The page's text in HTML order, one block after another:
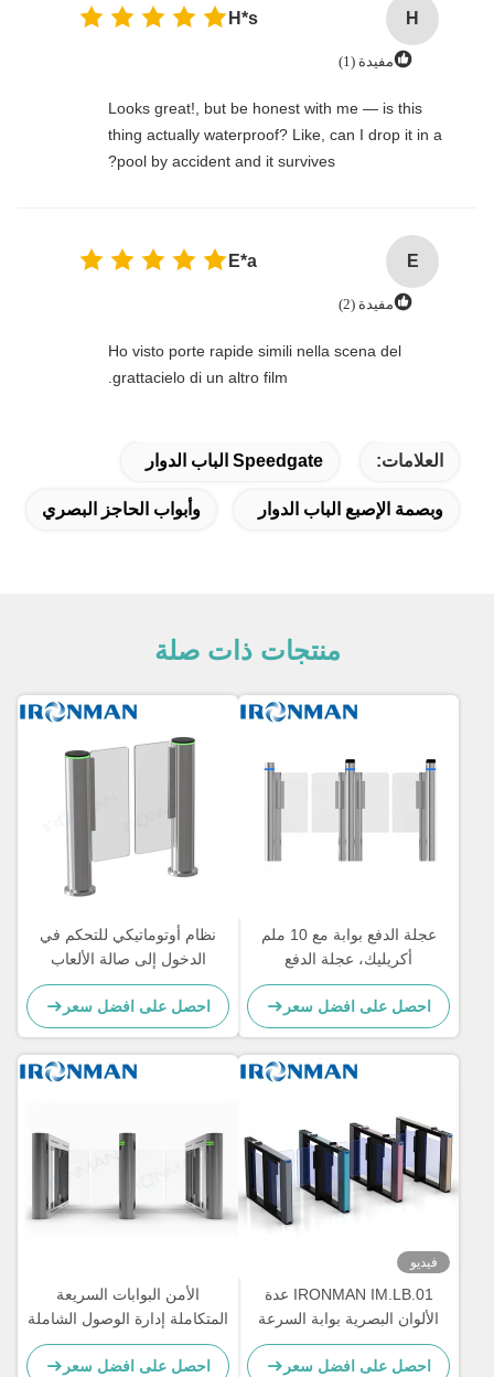
Looks great!, but be honest with me — is
thing actually waterproof? Like, can I
pool by accident and it survives?
Ho visto porte rapide simili nella scena del
grattacielo di un altro film.
Speedgate الباب الدوار
الباب الدوار وأبواب الحاجز البصري
منتجات ذات صلة
عجلة الدفع بوابة مع 10 ملم
عجلة الدفع
/ الفنادق
على افضل سعر
نظام أوتوماتيكي للتحكم في
الدخول إلى صالة الألعاب
الرياضية باب دوار مع تحديد
مزدوج
احصل على افضل سعر
IRONMAN IM.LB.01 عدة
البصرية بوابة السرعة
على الوصول
إلى المبنى
على افضل سعر
الأمن البوابات السريعة
المتكاملة إدارة الوصول الشاملة
احصل على افضل سعر